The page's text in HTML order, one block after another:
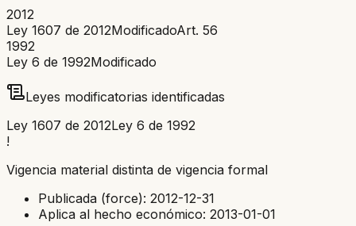
2012
Ley 1607 de 2012ModificadoArt. 56
1992
Ley 6 de 1992Modificado
Leyes modificatorias identificadas
Ley 1607 de 2012Ley 6 de 1992
!
Vigencia material distinta de vigencia formal
Publicada (force): 2012-12-31
Aplica al hecho económico: 2013-01-01